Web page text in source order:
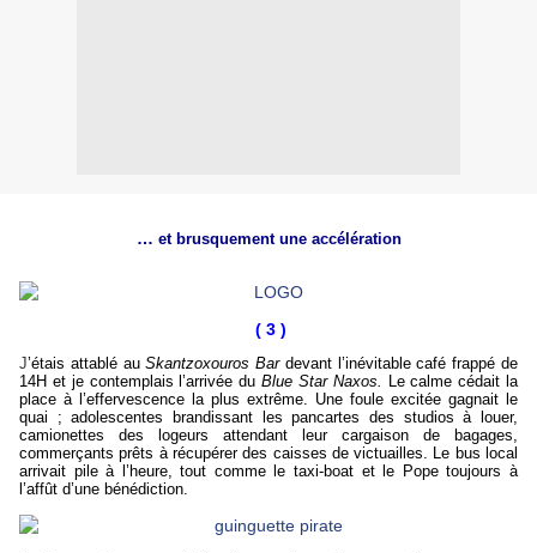
… et brusquement une accélération
( 3 )
J’étais attablé auSkantzoxouros Bardevant l’inévitable café frappé de
14H et je contemplais l’arrivée du Blue Star Naxos. Le calme cédait la
place à l’effervescence la plus extrême. Une foule excitée gagnait le
quai ; adolescentes brandissant les pancartes des studios à louer,
camionettes des logeurs attendant leur cargaison de bagages,
commerçants prêts à récupérer des caisses de victuailles. Le bus local
arrivait pile à l’heure, tout comme le taxi-boat et le Pope toujours à
l’affût d’une bénédiction.